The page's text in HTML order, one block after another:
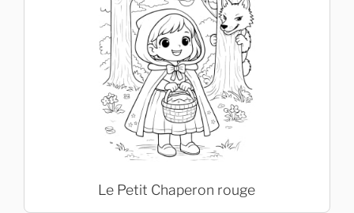
Le Petit Chaperon rouge